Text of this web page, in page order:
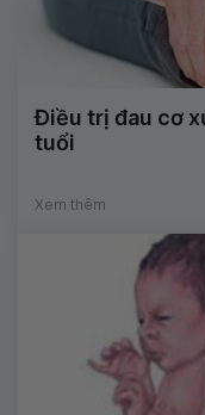
Điều trị đau cơ
tuổi
Xem thêm